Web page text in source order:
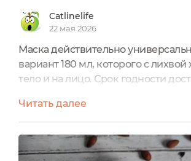
Catlinelife
22 мая 2026
Маска действительно
вариант 180 мл, которого с лихвой
тело и на лицо. Срок годности
использовать.В процессе
что необходимо следить за
закрытия крышки, так как
упаковке может подсыхать, но
Читать далее